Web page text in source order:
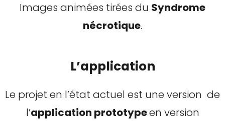
Images animées tirées du Syndrome
nécrotique.
L’application
Le projet en l’état actuel est une version de
l’application prototypeen version